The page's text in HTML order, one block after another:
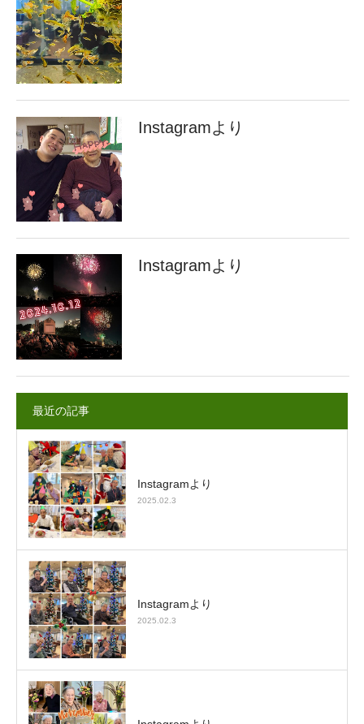
Instagramより
Instagramより
最近の記事
Instagramより
2025.02.3
Instagramより
2025.02.3